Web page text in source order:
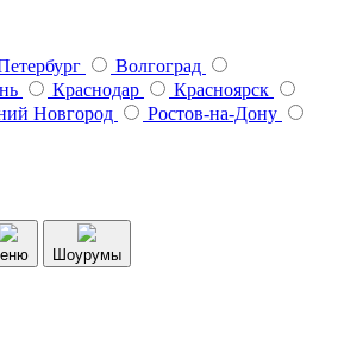
Волгоград
Краснодар
Красноярск
Новгород
Ростов-на-Дону
Шоурумы